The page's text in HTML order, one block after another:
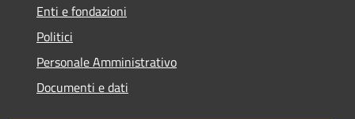
Enti e fondazioni
Politici
Personale Amministrativo
Documenti e dati